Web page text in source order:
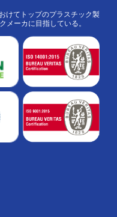
けてトップのプラスチック製
メーカに目指している。